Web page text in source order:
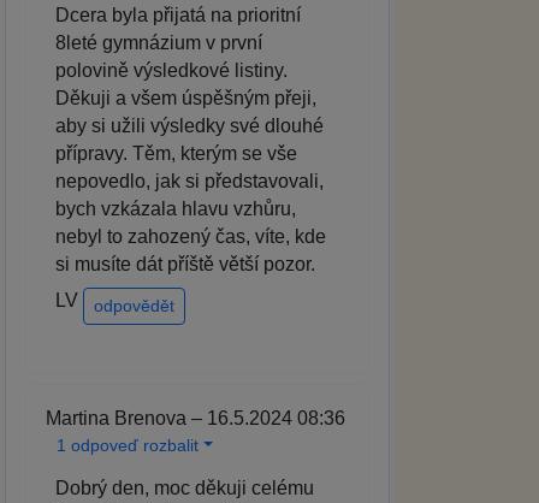
Dcera byla přijatá na prioritní
8leté gymnázium v první
polovině výsledkové listiny.
Děkuji a všem úspěšným přeji,
aby si užili výsledky své dlouhé
přípravy. Těm, kterým se vše
nepovedlo, jak si představovali,
bych vzkázala hlavu vzhůru,
nebyl to zahozený čas, víte, kde
si musíte dát příště větší pozor.
LV
odpovědět
Martina Brenova – 16.5.2024 08:36
1 odpoveď rozbalit
Dobrý den, moc děkuji celému